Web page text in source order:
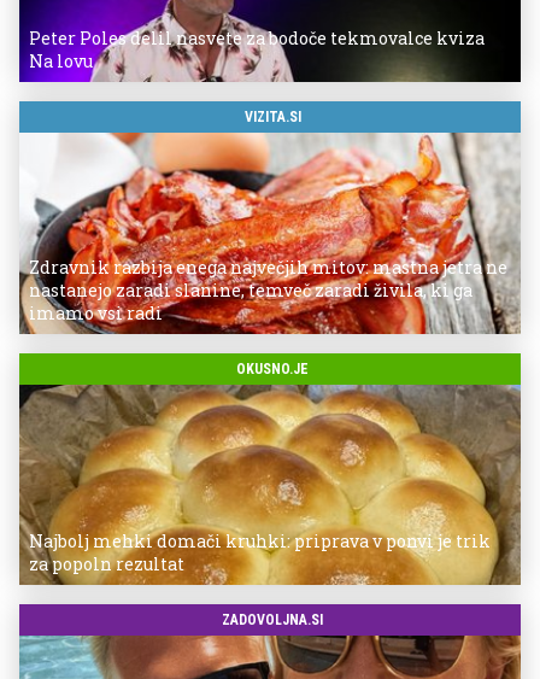
Peter Poles delil nasvete za bodoče tekmovalce kviza
Na lovu
VIZITA.SI
Zdravnik razbija enega največjih mitov: mastna jetra ne
nastanejo zaradi slanine, temveč zaradi živila, ki ga
imamo vsi radi
OKUSNO.JE
Najbolj mehki domači kruhki: priprava v ponvi je trik
za popoln rezultat
ZADOVOLJNA.SI